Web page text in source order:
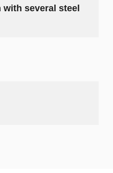
with several steel